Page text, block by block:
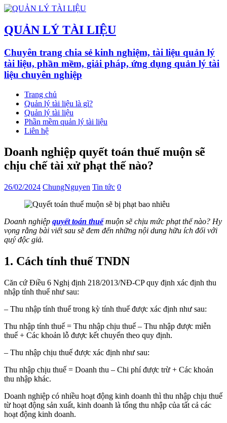
QUẢN LÝ TÀI LIỆU
Chuyên trang chia sẻ kinh nghiệm, tài liệu quản lý
tài liệu, phần mềm, giải pháp, ứng dụng quản lý tài
liệu chuyên nghiệp
Trang chủ
Quản lý tài liệu là gì?
Quản lý tài liệu
Phần mềm quản lý tài liệu
Liên hệ
Doanh nghiệp quyết toán thuế muộn sẽ
chịu chế tài xử phạt thế nào?
26/02/2024 ChungNguyen Tin tức 0
Doanh nghiệp quyết toán thuếmuộn sẽ chịu mức phạt thế nào? Hy
vọng rằng bài viết sau sẽ đem đến những nội dung hữu ích đối với
quý độc giả.
1. Cách tính thuế TNDN
Căn cứ Điều 6 Nghị định 218/2013/NĐ-CP quy định xác định thu
nhập tính thuế như sau:
– Thu nhập tính thuế trong kỳ tính thuế được xác định như sau:
Thu nhập tính thuế = Thu nhập chịu thuế – Thu nhập được miễn
thuế + Các khoản lỗ được kết chuyển theo quy định.
– Thu nhập chịu thuế được xác định như sau:
Thu nhập chịu thuế = Doanh thu – Chi phí được trừ + Các khoản
thu nhập khác.
Doanh nghiệp có nhiều hoạt động kinh doanh thì thu nhập chịu thuế
từ hoạt động sản xuất, kinh doanh là tổng thu nhập của tất cả các
hoạt động kinh doanh.